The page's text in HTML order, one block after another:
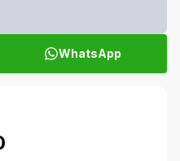
WhatsApp